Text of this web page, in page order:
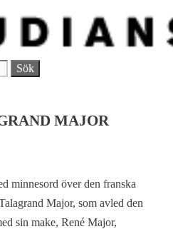
MAJOR
minnesord över den franska
Major, som avled den
sin make, René Major,